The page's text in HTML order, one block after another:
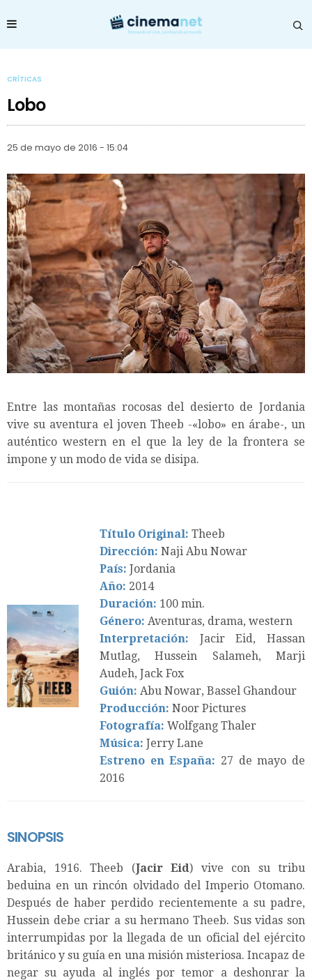
CRÍTICAS
Lobo
25 de mayo de 2016 - 15:04
Entre las montañas rocosas del desierto de Jordania
vive su aventura el joven Theeb -«lobo» en árabe-, un
auténtico western en el que la ley de la frontera se
impone y un modo de vida se disipa.
Título Original: Theeb
Dirección: Naji Abu Nowar
País: Jordania
Año: 2014
Duración: 100 min.
Género: Aventuras, drama, western
Interpretación: Jacir Eid, Hassan
Mutlag, Hussein Salameh, Marji
Audeh, Jack Fox
Guión: Abu Nowar, Bassel Ghandour
Producción: Noor Pictures
Fotografía: Wolfgang Thaler
Música: Jerry Lane
Estreno en España: 27 de mayo de
2016
SINOPSIS
Arabia, 1916. Theeb (Jacir Eid) vive con su tribu
beduina en un rincón olvidado del Imperio Otomano.
Después de haber perdido recientemente a su padre,
Hussein debe criar a su hermano Theeb. Sus vidas son
interrumpidas por la llegada de un oficial del ejército
británico y su guía en una misión misteriosa. Incapaz de
negar su ayuda al inglés por temor a deshonrar la